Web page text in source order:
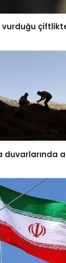
vurduğu